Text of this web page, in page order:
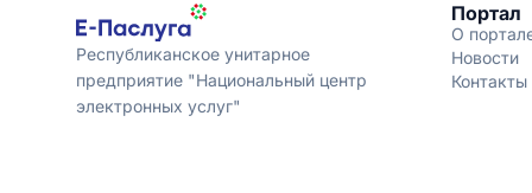
Республиканское унитарное
предприятие "Национальный центр
электронных услуг"
Портал
О
Новости
Контакты